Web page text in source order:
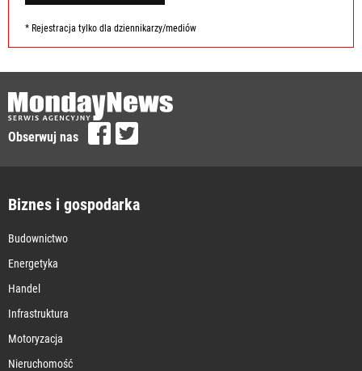
* Rejestracja tylko dla dziennikarzy/mediów
Obserwuj nas
Biznes i gospodarka
Budownictwo
Energetyka
Handel
Infrastruktura
Motoryzacja
Nieruchomość